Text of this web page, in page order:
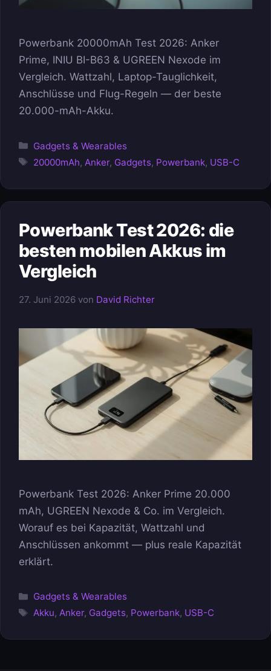
Powerbank 20000mAh Test 2026: Anker
Prime, INIU BI-B63 & UGREEN Nexode im
Vergleich. Wattzahl, Laptop-Tauglichkeit,
Anschlüsse und Flug-Regeln — der beste
20.000-mAh-Akku.
Kategorien
Gadgets & Wearables
Schlagwörter
20000mAh, Anker, Gadgets, Powerbank, USB-C
Powerbank Test 2026: die
besten mobilen Akkus im
Vergleich
27. Juni 2026 von David Richter
Powerbank Test 2026: Anker Prime 20.000
mAh, UGREEN Nexode & Co. im Vergleich.
Worauf es bei Kapazität, Wattzahl und
Anschlüssen ankommt — plus reale Kapazität
erklärt.
Kategorien
Gadgets & Wearables
Schlagwörter
Akku,Anker, Gadgets, Powerbank, USB-C